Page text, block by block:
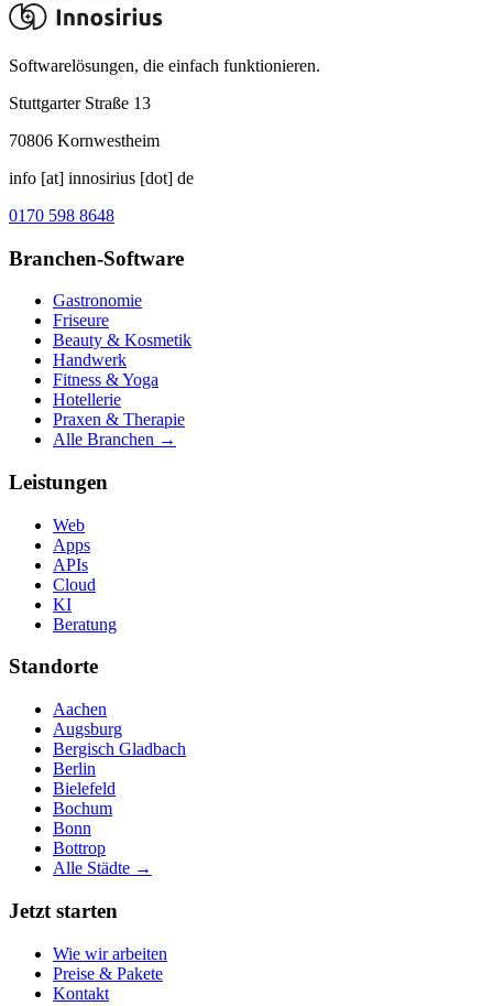
Softwarelösungen, die einfach funktionieren.
Stuttgarter Straße 13
70806 Kornwestheim
info [at] innosirius [dot] de
0170 598 8648
Branchen-Software
Gastronomie
Friseure
Beauty & Kosmetik
Handwerk
Fitness & Yoga
Hotellerie
Praxen & Therapie
Alle Branchen →
Leistungen
Web
Apps
APIs
Cloud
KI
Beratung
Standorte
Aachen
Augsburg
Bergisch Gladbach
Berlin
Bielefeld
Bochum
Bonn
Bottrop
Alle Städte →
Jetzt starten
Wie wir arbeiten
Preise & Pakete
Kontakt